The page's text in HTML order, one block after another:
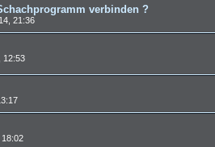
verbinden ?
21:36
12:53